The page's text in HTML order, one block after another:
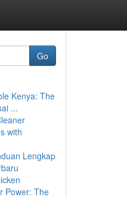
Go
Kenya: The
...
with
Lengkap
Power: The